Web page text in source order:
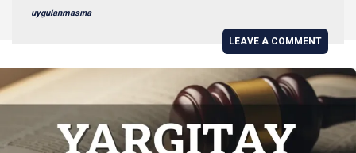
uygulanmasına
LEAVE A COMMENT